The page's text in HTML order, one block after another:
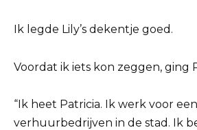
Ik legde Lily’s dekentje goed.
Voordat ik iets kon zeggen, ging
“Ik heet Patricia. Ik werk voor
verhuurbedrijven in de stad. Ik